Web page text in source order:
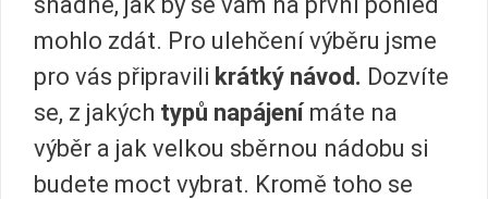
mohlo zdát. Pro ulehčení výběru jsme
pro vás připravili krátký návod. Dozvíte
se, z jakých typů napájení máte na
výběr a jak velkou sběrnou nádobu si
budete moct vybrat. Kromě toho se